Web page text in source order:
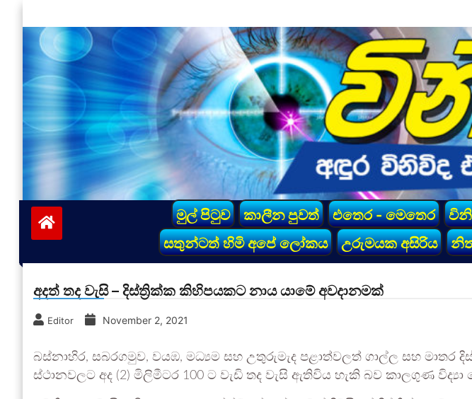
to
content
vinivida.lk
මුල් පිටුව කාලීන පුවත් එතෙර - මෙතෙර
සතුන්ටත් හිමි අපේ ලෝකය
උරුමයක අසිරිය
අදත් තද වැසි – දිස්ත්‍රික්ක කිහිපයකට නාය යාමේ අවදානමක්
Editor November 2, 2021
බස්නාහිර, සබරගමුව, වයඹ, මධ්‍යම සහ උතුරුමැද පළාත්වලත් ගාල්ල සහ මාතර
ස්ථානවලට අද (2) මිලිමීටර 100 ට වැඩි තද වැසි ඇතිවිය හැකි බව කාලගුණ විද්‍යා